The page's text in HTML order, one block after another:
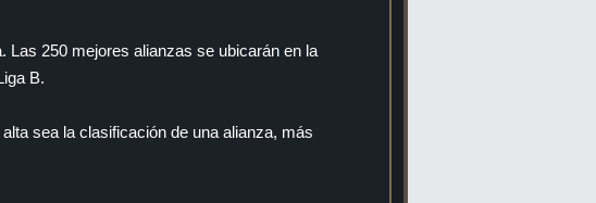
Las 250 mejores alianzas se ubicarán en la
B.
sea la clasificación de una alianza, más